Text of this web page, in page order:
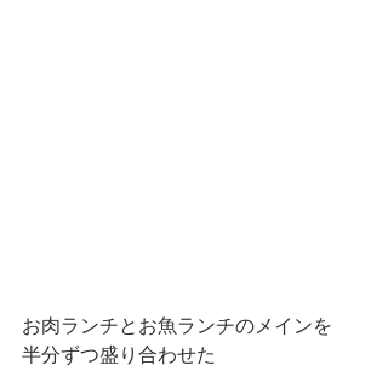
お肉ランチとお魚ランチのメインを
半分ずつ盛り合わせた